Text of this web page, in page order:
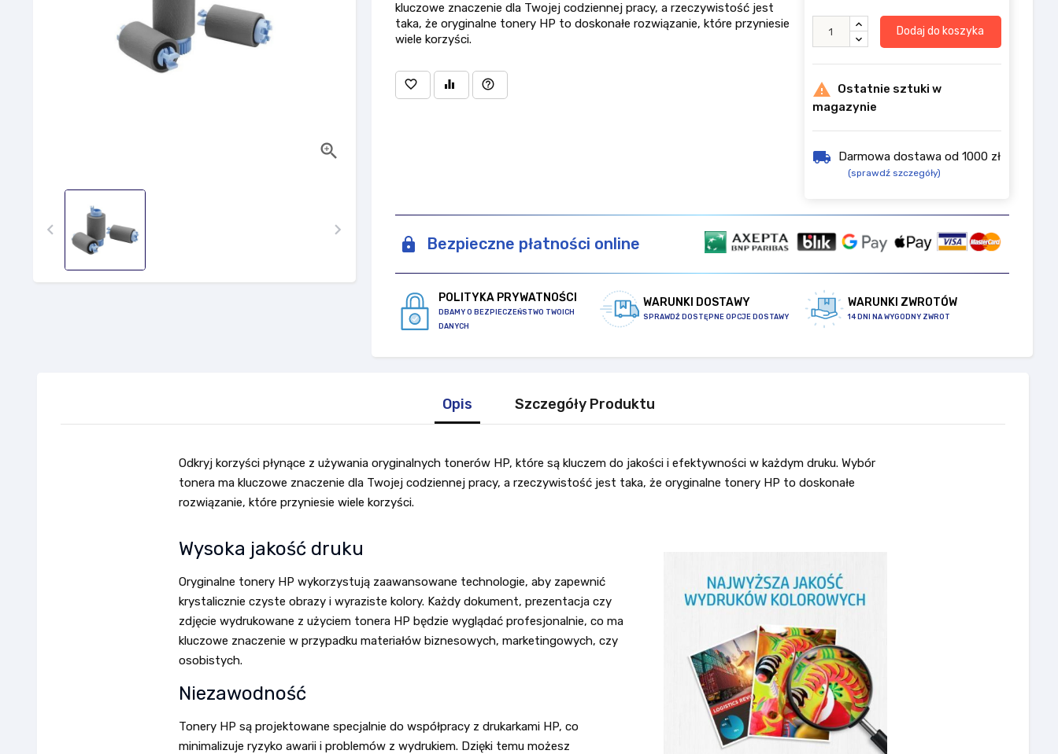

 
kluczowe znaczenie dla Twojej codziennej pracy, a rzeczywistość jest
taka, że oryginalne tonery HP to doskonałe rozwiązanie, które przyniesie
wiele korzyści.
favorite_border equalizer help_outline
Dodaj do koszyka

Ostatnie sztuki w
magazynie
local_shipping Darmowa dostawa od 1000 zł
(sprawdź szczegóły)
Bezpieczne płatności online
POLITYKA PRYWATNOŚCI
DBAMY O BEZPIECZEŃSTWO TWOICH
DANYCH
WARUNKI DOSTAWY
SPRAWDŹ DOSTĘPNE OPCJE DOSTAWY
WARUNKI ZWROTÓW
14 DNI NA WYGODNY ZWROT
Opis Szczegóły Produktu
Odkryj korzyści płynące z używania oryginalnych tonerów HP, które są kluczem do jakości i efektywności w każdym druku. Wybór
tonera ma kluczowe znaczenie dla Twojej codziennej pracy, a rzeczywistość jest taka, że oryginalne tonery HP to doskonałe
rozwiązanie, które przyniesie wiele korzyści.
Wysoka jakość druku
Oryginalne tonery HP wykorzystują zaawansowane technologie, aby zapewnić
krystalicznie czyste obrazy i wyraziste kolory. Każdy dokument, prezentacja czy
zdjęcie wydrukowane z użyciem tonera HP będzie wyglądać profesjonalnie, co ma
kluczowe znaczenie w przypadku materiałów biznesowych, marketingowych, czy
osobistych.
Niezawodność
Tonery HP są projektowane specjalnie do współpracy z drukarkami HP, co
minimalizuje ryzyko awarii i problemów z wydrukiem. Dzięki temu możesz